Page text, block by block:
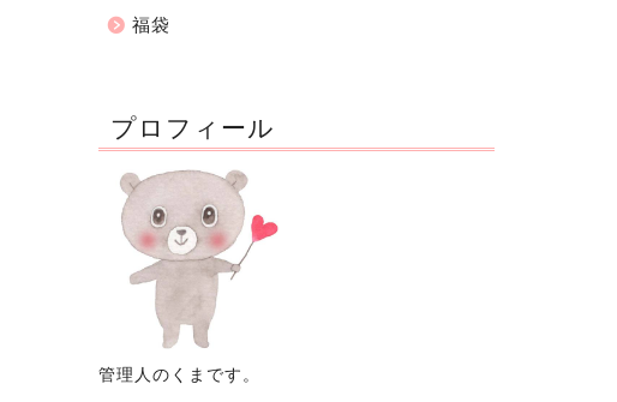
福袋
プロフィール
管理人のくまです。